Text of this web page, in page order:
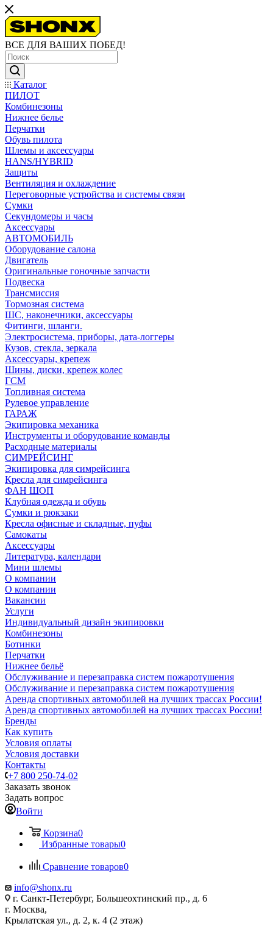
ВСЕ ДЛЯ ВАШИХ ПОБЕД!
Каталог
ПИЛОТ
Комбинезоны
Нижнее белье
Перчатки
Обувь пилота
Шлемы и аксессуары
HANS/HYBRID
Защиты
Вентиляция и охлаждение
Переговорные устройства и системы связи
Сумки
Секундомеры и часы
Аксессуары
АВТОМОБИЛЬ
Оборудование салона
Двигатель
Оригинальные гоночные запчасти
Подвеска
Трансмиссия
Тормозная система
ШС, наконечники, аксессуары
Фитинги, шланги.
Электросистема, приборы, дата-логгеры
Кузов, стекла, зеркала
Аксессуары, крепеж
Шины, диски, крепеж колес
ГСМ
Топливная система
Рулевое управление
ГАРАЖ
Экипировка механика
Инструменты и оборудование команды
Расходные материалы
СИМРЕЙСИНГ
Экипировка для симрейсинга
Кресла для симрейсинга
ФАН ШОП
Клубная одежда и обувь
Сумки и рюкзаки
Кресла офисные и складные, пуфы
Самокаты
Аксессуары
Литература, календари
Мини шлемы
О компании
О компании
Вакансии
Услуги
Индивидуальный дизайн экипировки
Комбинезоны
Ботинки
Перчатки
Нижнее бельё
Обслуживание и перезаправка систем пожаротушения
Обслуживание и перезаправка систем пожаротушения
Аренда спортивных автомобилей на лучших трассах России!
Аренда спортивных автомобилей на лучших трассах России!
Бренды
Как купить
Условия оплаты
Условия доставки
Контакты
+7 800 250-74-02
Заказать звонок
Задать вопрос
Войти
Корзина0
Избранные товары0
Сравнение товаров0
info@shonx.ru
г. Санкт-Петербург, Большеохтинский пр., д. 6
г. Москва,
Крылатская ул., д. 2, к. 4 (2 этаж)